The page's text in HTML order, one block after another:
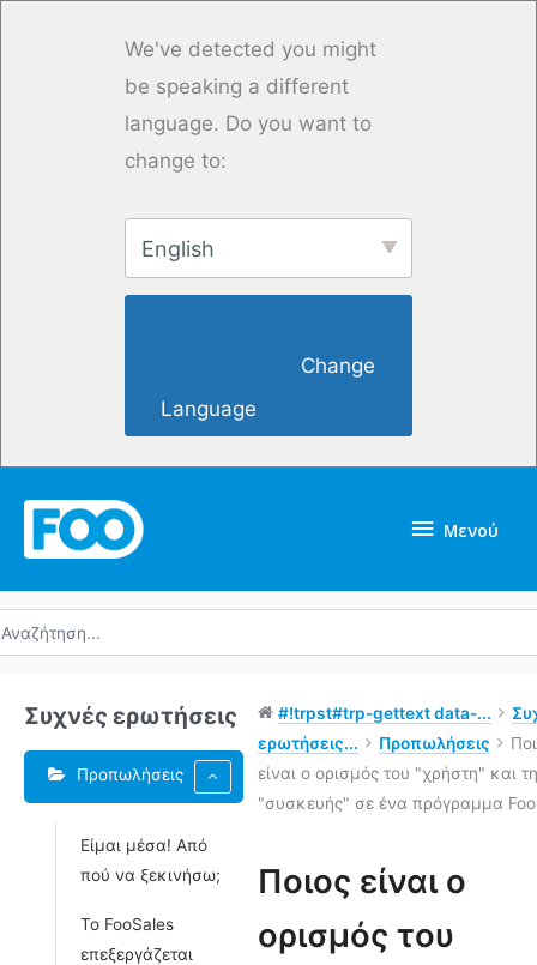
We've detected you might
be speaking a different
language. Do you want to
change to:
English
Language
Μενού
Συχνές ερωτήσεις
Προπωλήσεις
Είμαι μέσα! Από
πού να ξεκινήσω;
Το FooSales
επεξεργάζεται
#!trpst#trp-gettext data-...
ερωτήσεις...
Προπωλήσεις
είναι ο ορισμός του "χρήστη" και
"συσκευής" σε ένα πρόγραμμα
Ποιος είναι ο
ορισμός του
Ετικέτες
στο